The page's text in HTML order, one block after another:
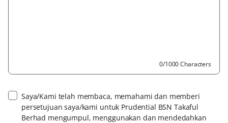
0/1000 Characters
Saya/Kami telah membaca, memahami dan memberi
persetujuan saya/kami untuk Prudential BSN Takaful
Berhad mengumpul, menggunakan dan mendedahkan